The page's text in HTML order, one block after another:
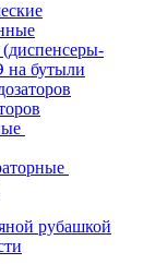
на бутыли
рубашкой